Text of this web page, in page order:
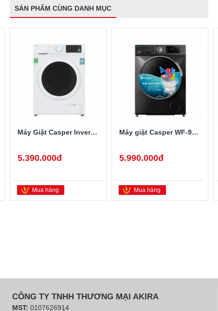
SẢN PHẨM CÙNG DANH MỤC
Máy Giặt Casper Inverter 9.5 Kg WF-95I140BWC
5.390.000đ
Mua hàng
Máy giặt Casper WF-95I140BGB Inverter 9.5 kg
5.990.000đ
Mua hàng
CÔNG TY TNHH THƯƠNG MẠI AKIRA
MST: 0107626914